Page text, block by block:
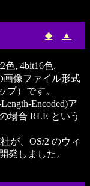
◆ ▲
, 4bit16色,
画像ファイル形式
プ）です。
Encoded)ア
場合 RLE という
が、OS/2 のウィ
発しました。